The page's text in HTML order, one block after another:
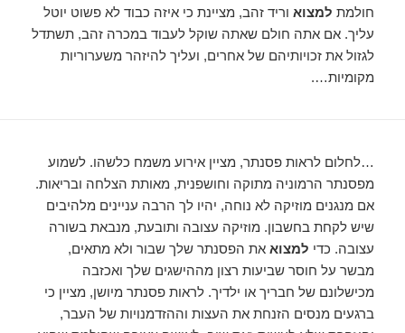
חולמת למצוא וריד זהב, מציינת כי איזה כבוד לא פשוט יוטל
עליך. אם אתה חולם שאתה שוקל לעבוד במכרה זהב, תשתדל
לגזול את זכויותיהם של אחרים, ועליך להיזהר משערוריות
מקומיות….
…לחלום לראות פסנתר, מציין אירוע משמח כלשהו. לשמוע
מפסנתר הרמוניה מתוקה וחושפנית, מאותת הצלחה ובריאות.
אם מנגנים מוזיקה לא נוחה, יהיו לך הרבה עניינים מלהיבים
שיש לקחת בחשבון. מוזיקה עצובה ותובעת, מנבאת בשורה
עצובה. כדי למצוא את הפסנתר שלך שבור ולא מתאים,
מבשר על חוסר שביעות רצון מההישגים שלך ואכזבה
מכישלונם של חבריך או ילדיך. לראות פסנתר מיושן, מציין כי
ברגעים מנסים הזנחת את העצות וההזדמנויות של העבר,